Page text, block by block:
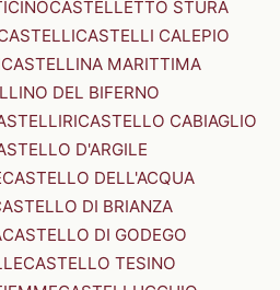
CASTELLETTO STURA
CASTELLI CALEPIO
CASTELLINA MARITTIMA
DEL BIFERNO
CASTELLO CABIAGLIO
D'ARGILE
CASTELLO DELL'ACQUA
DI BRIANZA
CASTELLO DI GODEGO
CASTELLO TESINO